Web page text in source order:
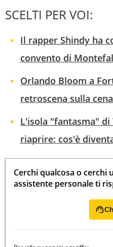
SCELTI PER VOI:
Il rapper Shindy ha
convento di
Orlando Bloom a
retroscena sulla cena
L'isola "fantasma" di
riaprire: cos'è
Cerchi qualcosa o cerchi
assistente personale ti